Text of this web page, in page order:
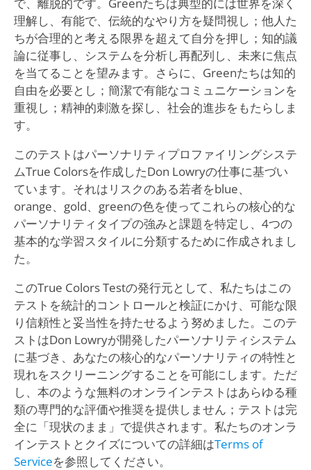
理解し、有能で、伝統的なやり方を疑問視し；他人た
ちが合理的と考える限界を超えて自分を押し；知的議
論に従事し、システムを分析し再配列し、未来に焦点
を当てることを望みます。さらに、Greenたちは知的
自由を必要とし；簡潔で有能なコミュニケーションを
重視し；精神的刺激を探し、社会的進歩をもたらしま
す。
このテストはパーソナリティプロファイリングシステ
ムTrue Colorsを作成したDon Lowryの仕事に基づい
ています。それはリスクのある若者をblue、
orange、gold、greenの色を使ってこれらの核心的な
パーソナリティタイプの強みと課題を特定し、4つの
基本的な学習スタイルに分類するために作成されまし
た。
このTrue Colors Testの発行元として、私たちはこの
テストを統計的コントロールと検証にかけ、可能な限
り信頼性と妥当性を持たせるよう努めました。このテ
ストはDon Lowryが開発したパーソナリティシステム
に基づき、あなたの核心的なパーソナリティの特性と
現れをスクリーニングすることを可能にします。ただ
し、本のような無料のオンラインテストはあらゆる種
類の専門的な評価や推奨を提供しません；テストは完
全に「現状のまま」で提供されます。私たちのオンラ
インテストとクイズについての詳細はTerms of
Serviceを参照してください。